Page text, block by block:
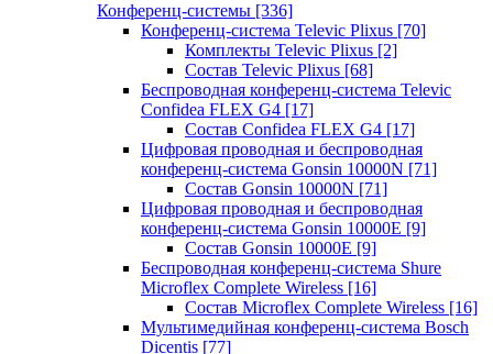
Конференц-системы [336]
Конференц-система Televic Plixus [70]
Комплекты Televic Plixus [2]
Состав Televic Plixus [68]
Беспроводная конференц-система Televic
Confidea FLEX G4 [17]
Состав Confidea FLEX G4 [17]
Цифровая проводная и беспроводная
конференц-система Gonsin 10000N [71]
Состав Gonsin 10000N [71]
Цифровая проводная и беспроводная
конференц-система Gonsin 10000E [9]
Состав Gonsin 10000E [9]
Беспроводная конференц-система Shure
Microflex Complete Wireless [16]
Состав Microflex Complete Wireless [16]
Мультимедийная конференц-система Bosch
Dicentis [77]